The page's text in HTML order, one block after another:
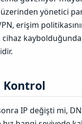
üzerinden yönetici
erişim
cihaz
Kontrol​
IP değişti mi,